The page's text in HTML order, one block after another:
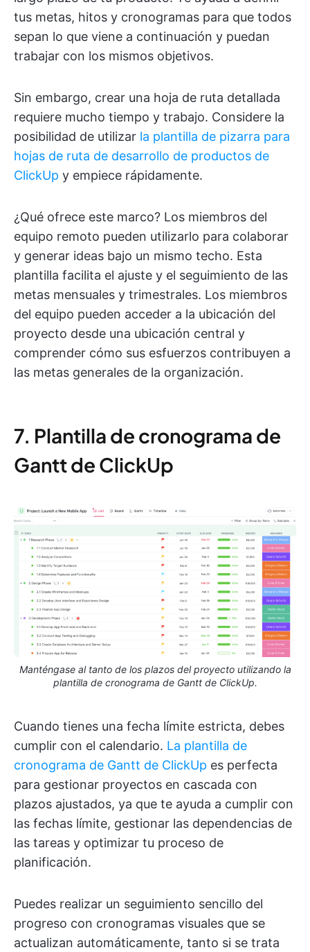
tus metas, hitos y cronogramas para que todos
sepan lo que viene a continuación y puedan
trabajar con los mismos objetivos.
Sin embargo, crear una hoja de ruta detallada
requiere mucho tiempo y trabajo. Considere la
posibilidad de utilizar la plantilla de pizarra para
hojas de ruta de desarrollo de productos de
ClickUp y empiece rápidamente.
¿Qué ofrece este marco? Los miembros del
equipo remoto pueden utilizarlo para colaborar
y generar ideas bajo un mismo techo. Esta
plantilla facilita el ajuste y el seguimiento de las
metas mensuales y trimestrales. Los miembros
del equipo pueden acceder a la ubicación del
proyecto desde una ubicación central y
comprender cómo sus esfuerzos contribuyen a
las metas generales de la organización.
7. Plantilla de cronograma de
Gantt de ClickUp
Manténgase al tanto de los plazos del proyecto utilizando la
plantilla de cronograma de Gantt de ClickUp.
Cuando tienes una fecha límite estricta, debes
cumplir con el calendario. La plantilla de
cronograma de Gantt de ClickUp es perfecta
para gestionar proyectos en cascada con
plazos ajustados, ya que te ayuda a cumplir con
las fechas límite, gestionar las dependencias de
las tareas y optimizar tu proceso de
planificación.
Puedes realizar un seguimiento sencillo del
progreso con cronogramas visuales que se
actualizan automáticamente, tanto si se trata